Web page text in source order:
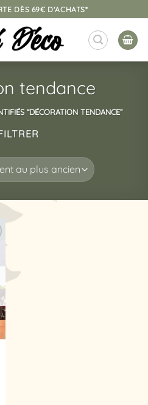
DÈS 69€ D'ACHATS*
tendance
“DÉCORATION TENDANCE”